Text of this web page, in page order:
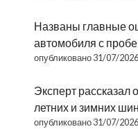
Названы главные
автомобиля с
опубликовано 31/07/2026
Эксперт рассказал
летних и зимних шин
опубликовано 31/07/2026